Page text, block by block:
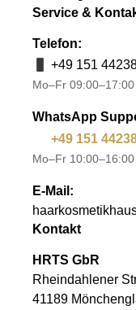
Service &
Telefon:
+49 151
Mo–Fr
WhatsApp
+49 151
Mo–Fr
E-Mail:
Kontakt
HRTS GbR
Rheindahlener
41189